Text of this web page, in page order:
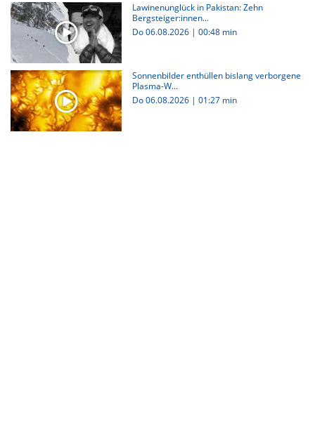
Lawinenunglück in Pakistan: Zehn
Bergsteiger:innen...
Do 06.08.2026 | 00:48 min
Sonnenbilder enthüllen bislang verborgene
Plasma-W...
Do 06.08.2026 | 01:27 min